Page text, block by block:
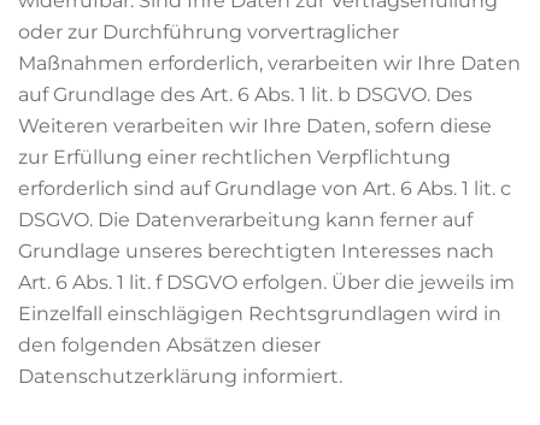
oder zur Durchführung vorvertraglicher
Maßnahmen erforderlich, verarbeiten wir Ihre Daten
auf Grundlage des Art. 6 Abs. 1 lit. b DSGVO. Des
Weiteren verarbeiten wir Ihre Daten, sofern diese
zur Erfüllung einer rechtlichen Verpflichtung
erforderlich sind auf Grundlage von Art. 6 Abs. 1 lit. c
DSGVO. Die Datenverarbeitung kann ferner auf
Grundlage unseres berechtigten Interesses nach
Art. 6 Abs. 1 lit. f DSGVO erfolgen. Über die jeweils im
Einzelfall einschlägigen Rechtsgrundlagen wird in
den folgenden Absätzen dieser
Datenschutzerklärung informiert.